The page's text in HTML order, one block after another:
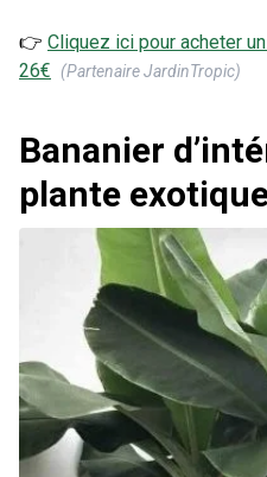
👉 Cliquez ici pour acheter un
26€ (Partenaire JardinTropic)
Bananier
plante